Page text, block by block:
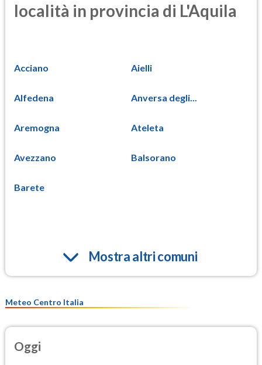
località in provincia di L'Aquila
Acciano Aielli
Alfedena Anversa degli...
Aremogna Ateleta
Avezzano Balsorano
Barete
Mostra altri comuni
Meteo Centro Italia
Oggi